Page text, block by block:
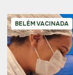
BELÉM VACINADA